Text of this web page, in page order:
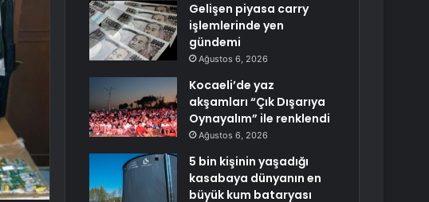
Gelişen piyasa carry
işlemlerinde yen
gündemi
Ağustos 6, 2026
Kocaeli’de yaz
akşamları “Çık Dışarıya
Oynayalım” ile renklendi
Ağustos 6, 2026
5 bin kişinin yaşadığı
kasabaya dünyanın en
büyük kum bataryası